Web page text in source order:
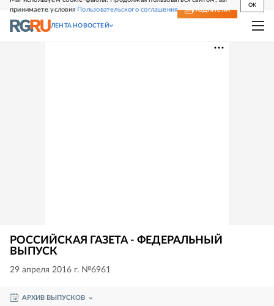
принимаете условия Пользовательского соглашения
OK
СВЕЖИЙ НОМЕР ПОДПИСКА
ЛЕНТА НОВОСТЕЙ
РОССИЙСКАЯ ГАЗЕТА - ФЕДЕРАЛЬНЫЙ
ВЫПУСК
29 апреля 2016 г. №6961
АРХИВ ВЫПУСКОВ